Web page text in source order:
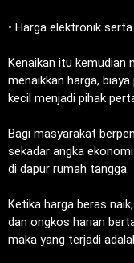
‎• Harga elektronik
‎Kenaikan itu kemudian
menaikkan harga,
kecil menjadi pihak
‎Bagi masyarakat
sekadar angka
di dapur rumah tangga.
‎Ketika harga beras
dan ongkos harian
maka yang terjadi